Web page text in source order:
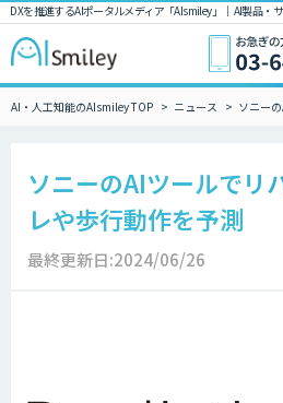
DXを推進するAIポータルメディア「AIsmiley」｜ AI製品・
AI・人工知能のAIsmiley TOP ニュース ソニー
ソニーのAIツールでリ
レや歩行動作を予測
最終更新日:2024/06/26